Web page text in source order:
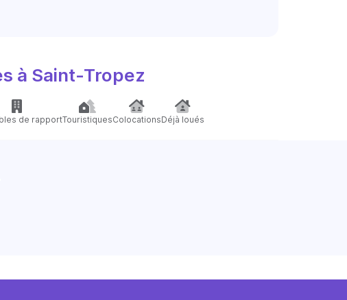
à Saint-Tropez
de rapportTouristiquesColocationsDéjà loués